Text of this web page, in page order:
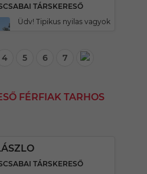
TÁRSKERESŐ
Üdv! Tipikus nyilas vagyok
4 5 6 7
FÉRFIAK TARHOS
TÁRSKERESŐ